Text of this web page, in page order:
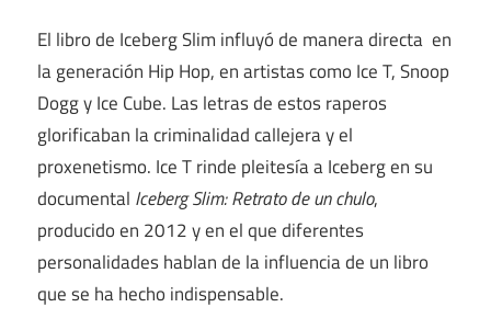
El libro de Iceberg Slim influyó de manera directa en
la generación Hip Hop, en artistas como Ice T, Snoop
Dogg y Ice Cube. Las letras de estos raperos
glorificaban la criminalidad callejera y el
proxenetismo. Ice T rinde pleitesía a Iceberg en su
documental Iceberg Slim: Retrato de un chulo,
producido en 2012 y en el que diferentes
personalidades hablan de la influencia de un libro
que se ha hecho indispensable.